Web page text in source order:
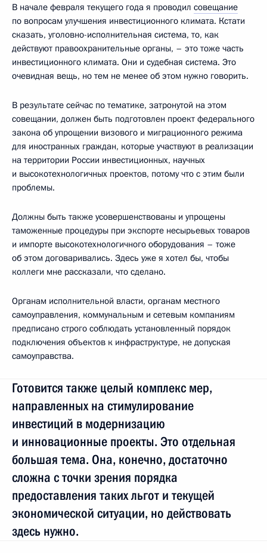
В начале февраля текущего года я проводил совещание
по вопросам улучшения инвестиционного климата. Кстати
сказать, уголовно-исполнительная система, то, как
действуют правоохранительные органы, – это тоже часть
инвестиционного климата. Они и судебная система. Это
очевидная вещь, но тем не менее об этом нужно говорить.
В результате сейчас по тематике, затронутой на этом
совещании, должен быть подготовлен проект федерального
закона об упрощении визового и миграционного режима
для иностранных граждан, которые участвуют в реализации
на территории России инвестиционных, научных
и высокотехнологичных проектов, потому что с этим были
проблемы.
Должны быть также усовершенствованы и упрощены
таможенные процедуры при экспорте несырьевых товаров
и импорте высокотехнологичного оборудования – тоже
об этом договаривались. Здесь уже я хотел бы, чтобы
коллеги мне рассказали, что сделано.
Органам исполнительной власти, органам местного
самоуправления, коммунальным и сетевым компаниям
предписано строго соблюдать установленный порядок
подключения объектов к инфраструктуре, не допуская
самоуправства.
Готовится также целый комплекс мер,
направленных на стимулирование
инвестиций в модернизацию
и инновационные проекты. Это отдельная
большая тема. Она, конечно, достаточно
сложна с точки зрения порядка
предоставления таких льгот и текущей
экономической ситуации, но действовать
здесь нужно.